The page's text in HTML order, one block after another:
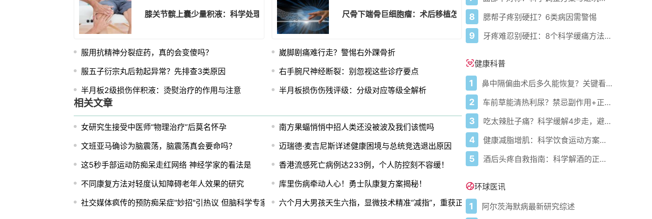
膝关节髌上囊少量积液：科学处理5步法 尺骨下端骨巨细胞瘤：术后移植怎么选？
服用抗精神分裂症药，真的会变傻吗？
崴脚剧痛难行走？警惕右外踝骨折
服五子衍宗丸后勃起异常？先排查3类原因
右手腕尺神经断裂：别忽视这些诊疗要点
半月板2级损伤伴积液：烫熨治疗的作用与注意
半月板损伤伤残评级：分级对应等级全解析
相关文章
女研究生接受中医师“物理治疗”后莫名怀孕
南方果蝠悄悄中招人类还没被波及我们该慌吗
文班亚马确诊为脑震荡，脑震荡真会要命吗？
迈瑞德·麦吉尼斯详述健康困境与总统竞选退出原因
这5秒手部运动防痴呆走红网络 神经学家的看法是
香港流感死亡病例达233例，个人防控刻不容缓！
不同康复方法对轻度认知障碍老年人效果的研究
库里伤病牵动人心！勇士队康复方案揭秘！
社交媒体疯传的预防痴呆症"妙招"引热议 但脑科学专家这样说六个月大男孩天生六指，显微技术精准“减指”，重获正常手部功能
8 腮帮子疼别硬扛？6类病因需警惕
9 牙疼难忍别硬扛：8个科学缓痛方法收好
健康科普
1 鼻中隔偏曲术后多久能恢复？关键看这几点
2 车前草能清热利尿？禁忌副作用+正确用法要牢记
3 吃太辣肚子痛？科学缓解4步走，避免“辣出胃炎”
4 健康减脂增肌：科学饮食运动方案，助你高效达成目标
5 酒后头疼自救指南：科学解酒的正确打开方式
环球医讯
1 阿尔茨海默病最新研究综述